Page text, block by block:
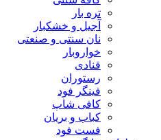
تره بار
آجیل و خشکبار
نان سنتی و صنعتی
خواروبار
قنادی
رستوران
فینگر فود
کافی شاپ
کباب و بریان
فست فود